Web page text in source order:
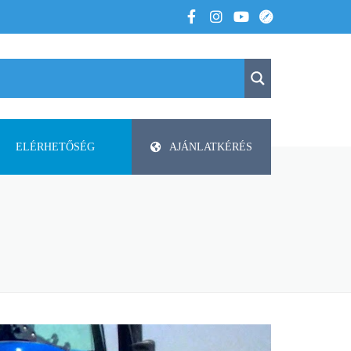
AJÁNLATKÉRÉS
HELTI
ELÉRHETŐSÉG